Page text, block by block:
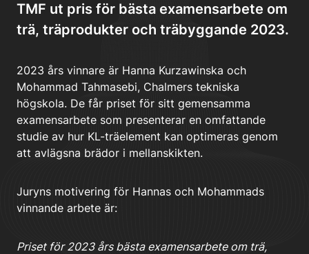
TMF ut pris för bästa examensarbete om
trä, träprodukter och träbyggande 2023.
2023 års vinnare är Hanna Kurzawinska och
Mohammad Tahmasebi, Chalmers tekniska
högskola. De får priset för sitt gemensamma
examensarbete som presenterar en omfattande
studie av hur KL-träelement kan optimeras genom
att avlägsna brädor i mellanskikten.
Juryns motivering för Hannas och Mohammads
vinnande arbete är:
Priset för 2023 års bästa examensarbete om trä,